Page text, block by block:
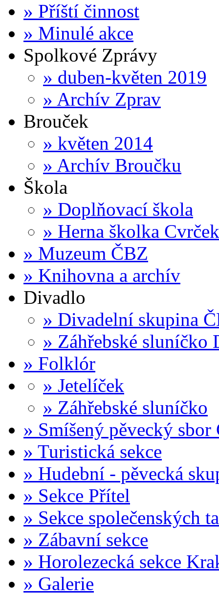
» Příští činnost
» Minulé akce
Spolkové Zprávy
» duben-květen 2019
» Archív Zprav
Brouček
» květen 2014
» Archív Broučku
Škola
» Doplňovací škola
» Herna školka Cvrček
» Muzeum ČBZ
» Knihovna a archív
Divadlo
» Divadelní skupina
» Záhřebské sluníčko
» Folklór
» Jetelíček
» Záhřebské sluníčko
» Smíšený pěvecký
» Turistická sekce
» Hudební - pěvecká
» Sekce Přítel
» Sekce společenských
» Zábavní sekce
» Horolezecká sekce
» Galerie